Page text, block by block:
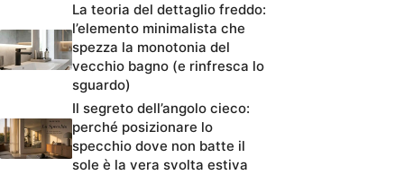
La teoria del dettaglio freddo:
l’elemento minimalista che
spezza la monotonia del
vecchio bagno (e rinfresca lo
sguardo)
Il segreto dell’angolo cieco:
perché posizionare lo
specchio dove non batte il
sole è la vera svolta estiva